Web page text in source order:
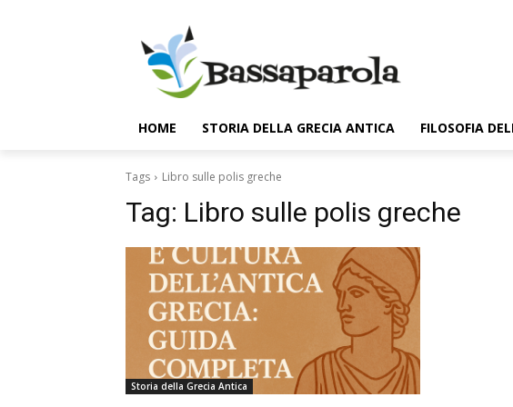
HOME STORIA DELLA GRECIA ANTICA FILOSOFIA
Tags Libro sulle polis greche
Tag: Libro sulle polis greche
Storia della Grecia Antica